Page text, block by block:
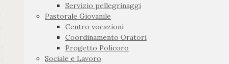
Servizio pellegrinaggi
Pastorale Giovanile
Centro vocazioni
Coordinamento Oratori
Progetto Policoro
Sociale e Lavoro